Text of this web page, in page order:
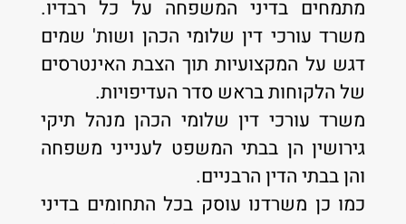
מתמחים בדיני המשפחה על כל רבדיו.
משרד עורכי דין שלומי הכהן ושות' שמים
דגש על המקצועיות תוך הצבת האינטרסים
של הלקוחות בראש סדר העדיפויות.
משרד עורכי דין שלומי הכהן מנהל תיקי
גירושין הן בבתי המשפט לענייני משפחה
והן בבתי הדין הרבניים.
כמו כן משרדנו עוסק בכל התחומים בדיני